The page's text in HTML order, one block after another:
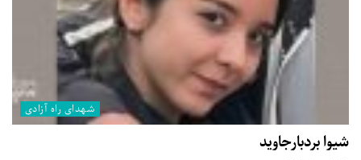
شهدای راه آزادی
شیوا بردبارجاوید